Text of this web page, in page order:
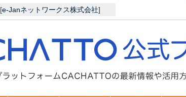
[e-Janネットワークス株式会社]